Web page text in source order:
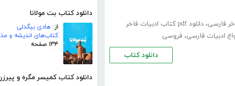
دانلود کتاب بت مولانا
از: هادی بیگدلی
کتاب‌های اندیشه و
۱۳۴ صفحه
دانلود کتاب کمیسر مگره و
فارسی،
دانلود pdf کتاب ادبیات فاخر
ادبیات فارسی، فروسی
دانلود کتاب